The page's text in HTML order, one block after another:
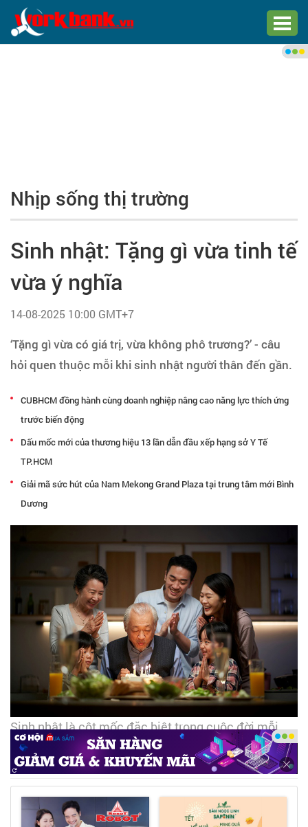
Trang chủ
Tìm việc làm
Tạo hồ sơ
Cẩm nang việc làm
Bạn cần tuyển người
Nhà tuyển dụng
Nhịp sống thị trường
Sinh nhật: Tặng gì vừa tinh tế
vừa ý nghĩa
14-08-2025 10:00 GMT+7
‘Tặng gì vừa có giá trị, vừa không phô trương?’ - câu
hỏi quen thuộc mỗi khi sinh nhật người thân đến gần.
CUBHCM đồng hành cùng doanh nghiệp nâng cao năng lực thích ứng
trước biến động
Dấu mốc mới của thương hiệu 13 lần dẫn đầu xếp hạng sở Y Tế
TP.HCM
Giải mã sức hút của Nam Mekong Grand Plaza tại trung tâm mới Bình
Dương
Sinh nhật là cột mốc đặc biệt trong cuộc đời mỗi
người, đồng thời là cơ hội tuyệt vời để ta gửi trao
yêu thương - Ảnh: DNCC